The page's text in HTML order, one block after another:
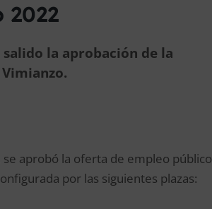
2022
la aprobación de la
aprobó la oferta de empleo público
por las siguientes plazas: